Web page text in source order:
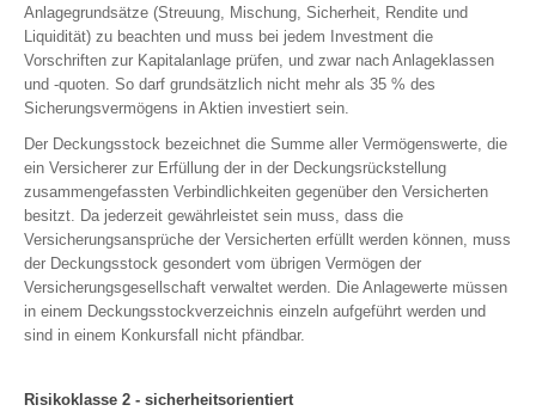
Anlagegrundsätze (Streuung, Mischung, Sicherheit, Rendite und
Liquidität) zu beachten und muss bei jedem Investment die
Vorschriften zur Kapitalanlage prüfen, und zwar nach Anlageklassen
und -quoten. So darf grundsätzlich nicht mehr als 35 % des
Sicherungsvermögens in Aktien investiert sein.
Der Deckungsstock bezeichnet die Summe aller Vermögenswerte, die
ein Versicherer zur Erfüllung der in der Deckungsrückstellung
zusammengefassten Verbindlichkeiten gegenüber den Versicherten
besitzt. Da jederzeit gewährleistet sein muss, dass die
Versicherungsansprüche der Versicherten erfüllt werden können, muss
der Deckungsstock gesondert vom übrigen Vermögen der
Versicherungsgesellschaft verwaltet werden. Die Anlagewerte müssen
in einem Deckungsstockverzeichnis einzeln aufgeführt werden und
sind in einem Konkursfall nicht pfändbar.
Risikoklasse 2 - sicherheitsorientiert